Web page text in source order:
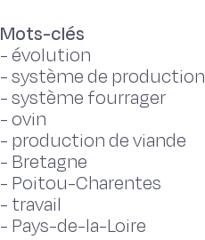
Mots-clés
-évolution
-système de production
-système fourrager
-ovin
- production de viande
- Bretagne
- Poitou-Charentes
- travail
- Pays-de-la-Loire